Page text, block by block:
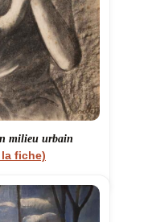
milieu urbain
fiche)